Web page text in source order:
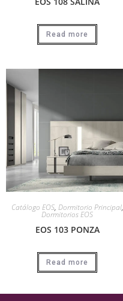
Read more
Catálogo EOS, Dormitorio Principal,
Dormitorios EOS
EOS 103 PONZA
Read more